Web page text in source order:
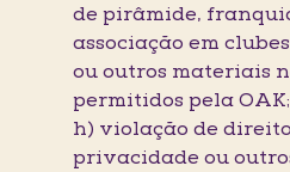
de pirâmide,
associação em
ou outros materiais
permitidos pela OAK;
h) violação de
privacidade ou